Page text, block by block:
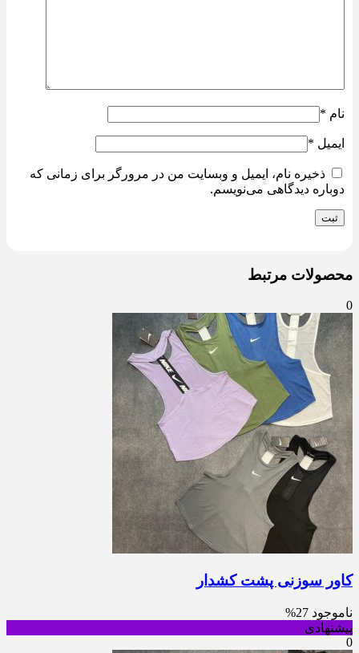
نام *
ایمیل *
ذخیره نام، ایمیل و وبسایت من در مرورگر برای زمانی که
دوباره دیدگاهی می‌نویسم.
محصولات مرتبط
0
کاور سوزنی پشت کشدار
ناموجود 27%
پیشنهادی
0